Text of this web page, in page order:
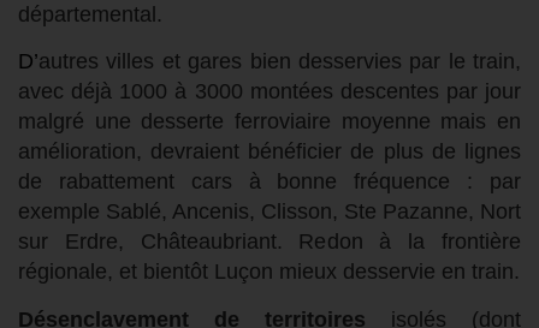
départemental.
D’autres villes et gares bien desservies par le train,
avec déjà 1000 à 3000 montées descentes par jour
malgré une desserte ferroviaire moyenne mais en
amélioration, devraient bénéficier de plus de lignes
de rabattement cars à bonne fréquence : par
exemple Sablé, Ancenis, Clisson, Ste Pazanne, Nort
sur Erdre, Châteaubriant. Redon à la frontière
régionale, et bientôt Luçon mieux desservie en train.
Désenclavement de territoires isolés (dont